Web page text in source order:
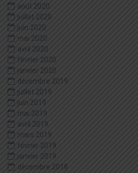
août 2020
juillet 2020
juin 2020
mai 2020
avril 2020
février 2020
janvier 2020
décembre 2019
juillet 2019
juin 2019
mai 2019
avril 2019
mars 2019
février 2019
janvier 2019
décembre 2018